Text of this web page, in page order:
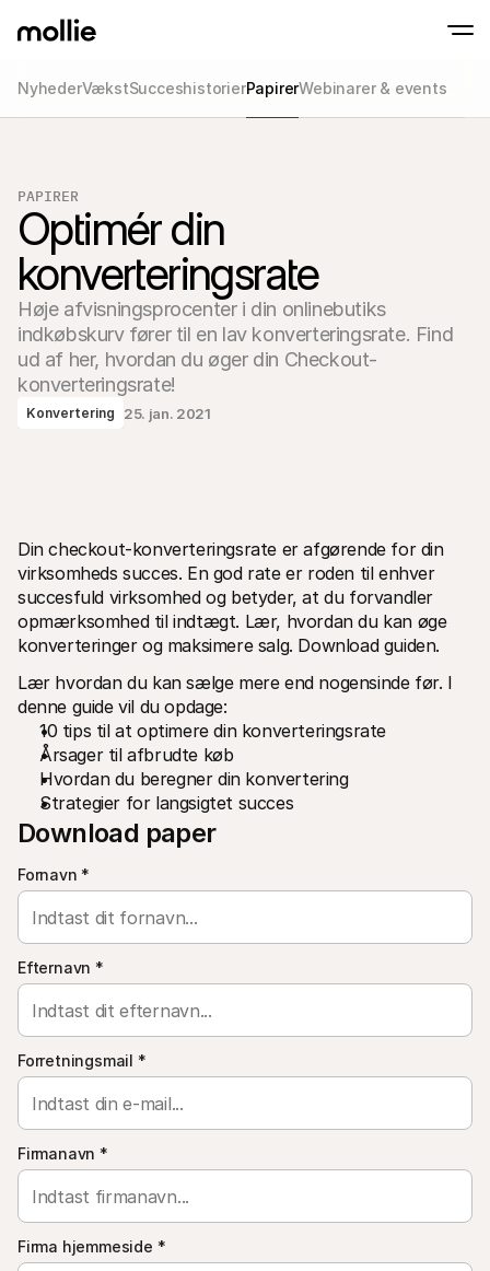
konvertering
Tilbagevendende
Indsaml
Acceptance & Risk
Tekniske ressourcer
Opdag udviklerressourcer og opdateringer
Biblioteker
Integrer Mollie med klar-til-brug biblioteker
Discord-fællesskab
Bliv en del af vores udviklerfællesskab
Om Mollie
Priser
Se vores priser
Om os
Lær mere om vores historie og
værdier
Nyheder
Karrierer
Kom og arbejd hos os - vi søger nye
medarbejdere!
Kontakt
Find ud af, hvorfor Mollie er på din bankudskrift
For Mollie-kunder
Kontakt vores kundesupport
Kontakt salg
NyhederVækstSucceshistorierPapirerWebinarer & events
PAPIRER
Optimér din
konverteringsrate
Høje afvisningsprocenter i din onlinebutiks
indkøbskurv fører til en lav konverteringsrate. Find
ud af her, hvordan du øger din Checkout-
konverteringsrate!
Konvertering 25. jan. 2021
Din checkout-konverteringsrate er afgørende for din
virksomheds succes. En god rate er roden til enhver
succesfuld virksomhed og betyder, at du forvandler
opmærksomhed til indtægt. Lær, hvordan du kan øge
konverteringer og maksimere salg. Download guiden.
Lær hvordan du kan sælge mere end nogensinde før. I
denne guide vil du opdage:
10 tips til at optimere din konverteringsrate
Årsager til afbrudte køb
Hvordan du beregner din konvertering
Strategier for langsigtet succes
Download paper
Fornavn *
Efternavn *
Forretningsmail *
Firmanavn *
Firma hjemmeside *